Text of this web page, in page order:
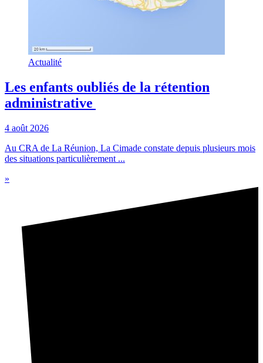
Actualité
Les enfants oubliés de la rétention
administrative
4 août 2026
Au CRA de La Réunion, La Cimade constate depuis plusieurs mois
des situations particulièrement ...
»